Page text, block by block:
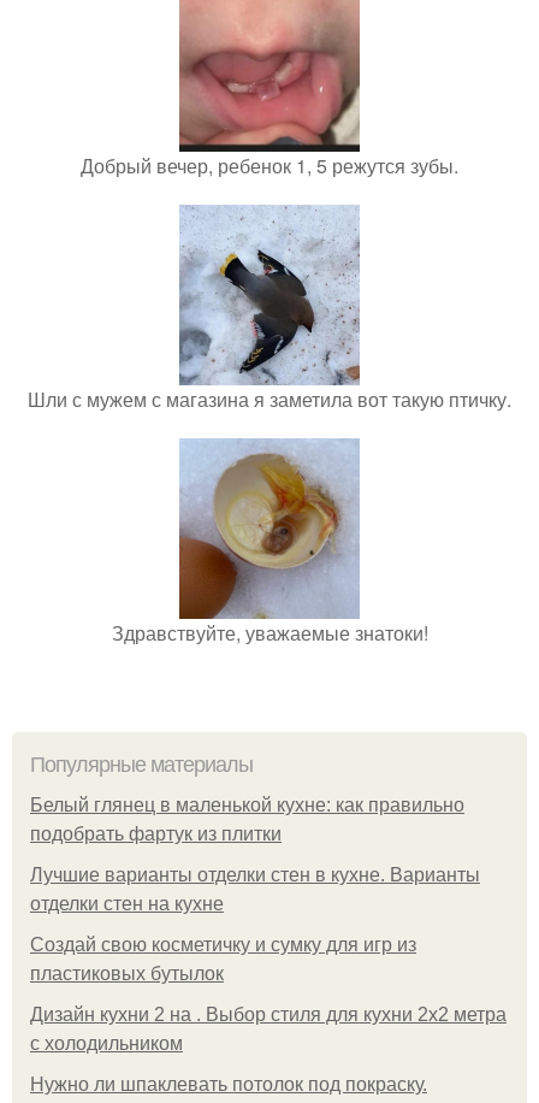
Добрый вечер, ребенок 1, 5 режутся зубы.
Шли с мужем с магазина я заметила вот такую птичку.
Здравствуйте, уважаемые знатоки!
Популярные материалы
Белый глянец в маленькой кухне: как правильно
подобрать фартук из плитки
Лучшие варианты отделки стен в кухне. Варианты
отделки стен на кухне
Создай свою косметичку и сумку для игр из
пластиковых бутылок
Дизайн кухни 2 на . Выбор стиля для кухни 2х2 метра
с холодильником
Нужно ли шпаклевать потолок под покраску.